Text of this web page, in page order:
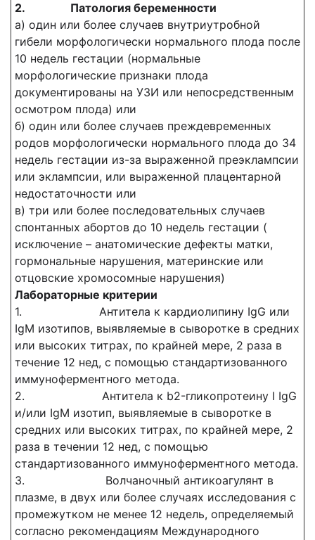
2. Патология беременности
а) один или более случаев внутриутробной
гибели морфологически нормального плода после
10 недель гестации (нормальные
морфологические признаки плода
документированы на УЗИ или непосредственным
осмотром плода) или
б) один или более случаев преждевременных
родов морфологически нормального плода до 34
недель гестации из-за выраженной преэклампсии
или эклампсии, или выраженной плацентарной
недостаточности или
в) три или более последовательных случаев
спонтанных абортов до 10 недель гестации (
исключение – анатомические дефекты матки,
гормональные нарушения, материнские или
отцовские хромосомные нарушения)
Лабораторные критерии
1. Антитела к кардиолипину IgG или
IgM изотипов, выявляемые в сыворотке в средних
или высоких титрах, по крайней мере, 2 раза в
течение 12 нед, с помощью стандартизованного
иммуноферментного метода.
2. Антитела к b2-гликопротеину I IgG
и/или IgM изотип, выявляемые в сыворотке в
средних или высоких титрах, по крайней мере, 2
раза в течении 12 нед, с помощью
стандартизованного иммуноферментного метода.
3. Волчаночный антикоагулянт в
плазме, в двух или более случаях исследования с
промежутком не менее 12 недель, определяемый
согласно рекомендациям Международного